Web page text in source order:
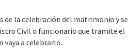
de la celebración del matrimonio y se
Civil o funcionario que tramite el
vaya a celebrarlo.